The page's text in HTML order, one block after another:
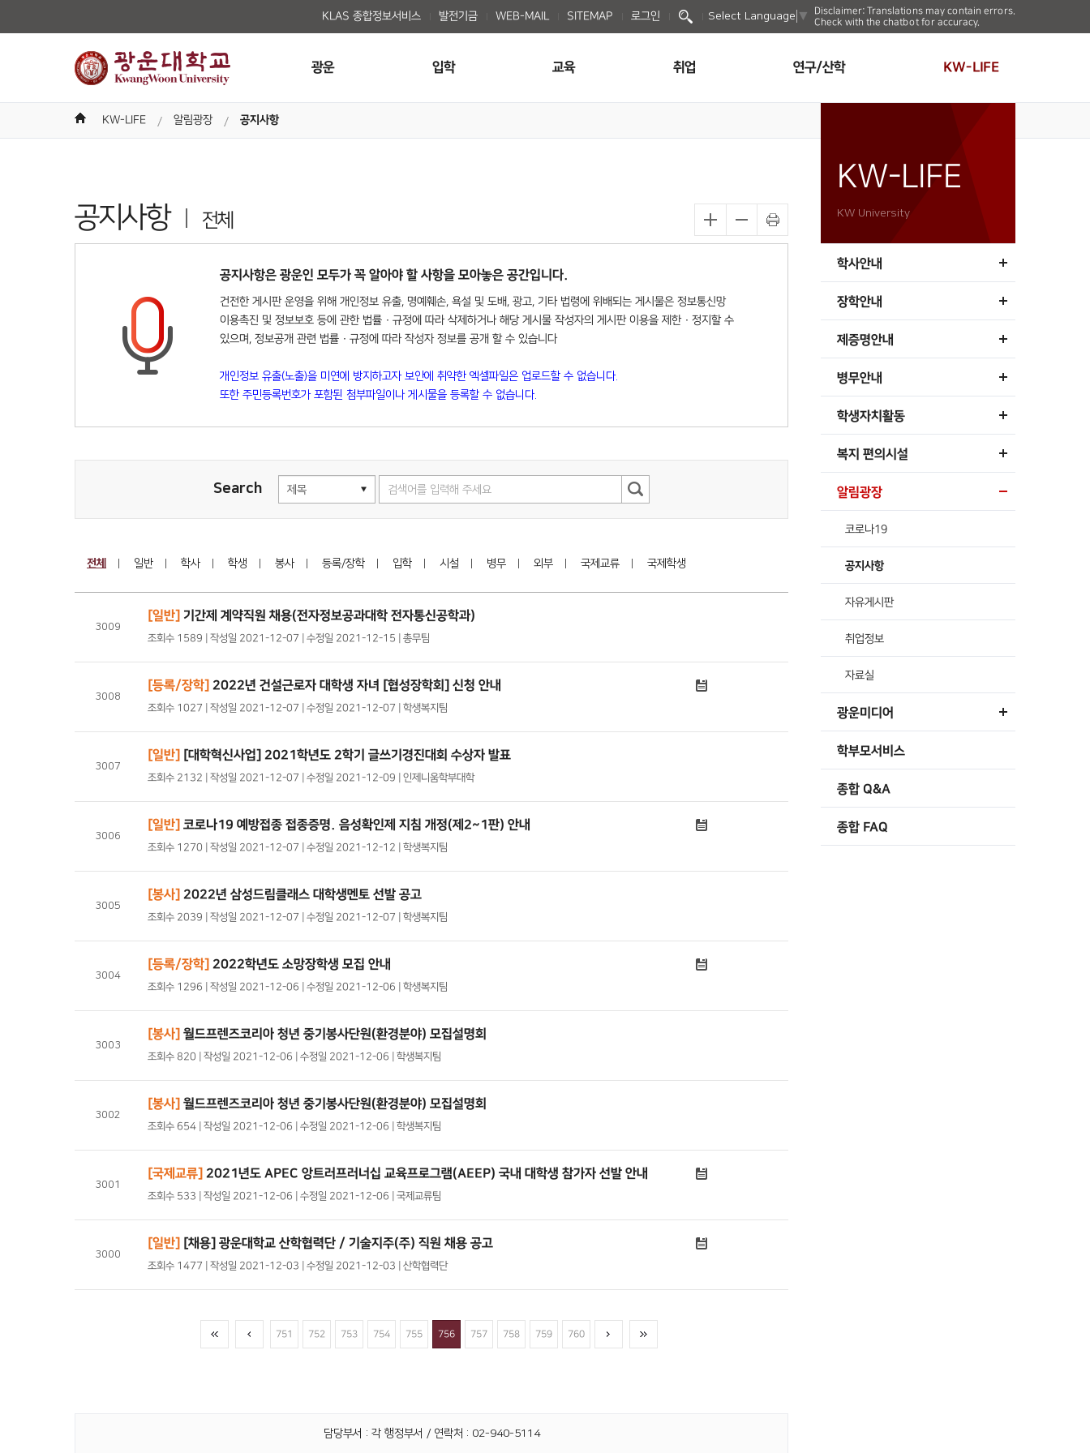
KLAS 종합정보서비스 발전기금 WEB-MAIL SITEMAP 로그인 Select Language ▼
Disclaimer: Translations may contain errors.
Check with the chatbot for accuracy.
광운 입학 교육 취업 연구/산학 KW-LIFE
KW-LIFE 알림광장 공지사항
공지사항 전체
공지사항은 광운인 모두가 꼭 알아야 할 사항을 모아놓은 공간입니다.
건전한 게시판 운영을 위해 개인정보 유출, 명예훼손, 욕설 및 도배, 광고, 기타 법령에 위배되는 게시물은 정보통신망
이용촉진 및 정보보호 등에 관한 법률 · 규정에 따라 삭제하거나 해당 게시물 작성자의 게시판 이용을 제한 · 정지할 수
있으며, 정보공개 관련 법률 · 규정에 따라 작성자 정보를 공개 할 수 있습니다
개인정보 유출(노출)을 미연에 방지하고자 보안에 취약한 엑셀파일은 업로드할 수 없습니다.
또한 주민등록번호가 포함된 첨부파일이나 게시물을 등록할 수 없습니다.
Search
전체 일반 학사 학생 봉사 등록/장학 입학 시설 병무 외부 국제교류 국제학생
3009
[일반] 기간제 계약직원 채용(전자정보공과대학 전자통신공학과)
조회수 1589 | 작성일 2021-12-07 | 수정일 2021-12-15 | 총무팀
3008
[등록/장학] 2022년 건설근로자 대학생 자녀 [협성장학회] 신청 안내
조회수 1027 | 작성일 2021-12-07 | 수정일 2021-12-07 | 학생복지팀
3007
[일반] [대학혁신사업] 2021학년도 2학기 글쓰기경진대회 수상자 발표
조회수 2132 | 작성일 2021-12-07 | 수정일 2021-12-09 | 인제니움학부대학
3006
[일반] 코로나19 예방접종 접종증명. 음성확인제 지침 개정(제2~1판) 안내
조회수 1270 | 작성일 2021-12-07 | 수정일 2021-12-12 | 학생복지팀
3005
[봉사] 2022년 삼성드림클래스 대학생멘토 선발 공고
조회수 2039 | 작성일 2021-12-07 | 수정일 2021-12-07 | 학생복지팀
3004
[등록/장학] 2022학년도 소망장학생 모집 안내
조회수 1296 | 작성일 2021-12-06 | 수정일 2021-12-06 | 학생복지팀
3003
[봉사] 월드프렌즈코리아 청년 중기봉사단원(환경분야) 모집설명회
조회수 820 | 작성일 2021-12-06 | 수정일 2021-12-06 | 학생복지팀
3002
[봉사] 월드프렌즈코리아 청년 중기봉사단원(환경분야) 모집설명회
조회수 654 | 작성일 2021-12-06 | 수정일 2021-12-06 | 학생복지팀
3001
[국제교류] 2021년도 APEC 앙트러프러너십 교육프로그램(AEEP) 국내 대학생 참가자 선발 안내
조회수 533 | 작성일 2021-12-06 | 수정일 2021-12-06 | 국제교류팀
3000
[일반] [채용] 광운대학교 산학협력단 / 기술지주(주) 직원 채용 공고
조회수 1477 | 작성일 2021-12-03 | 수정일 2021-12-03 | 산학협력단
751 752 753 754 755 756 757 758 759 760
담당부서 : 각 행정부서 / 연락처 : 02-940-5114
KW-LIFE
KW University
학사안내
장학안내
제증명안내
병무안내
학생자치활동
복지 편의시설
알림광장
코로나19
공지사항
자유게시판
취업정보
자료실
광운미디어
학부모서비스
종합 Q&A
종합 FAQ